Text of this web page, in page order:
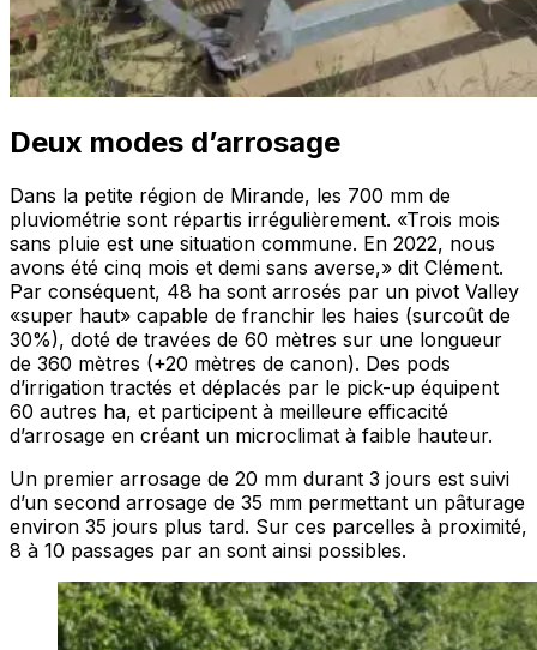
Deux modes d’arrosage
Dans la petite région de Mirande, les 700 mm de
pluviométrie sont répartis irrégulièrement. «Trois mois
sans pluie est une situation commune. En 2022, nous
avons été cinq mois et demi sans averse,» dit Clément.
Par conséquent, 48 ha sont arrosés par un pivot Valley
«super haut» capable de franchir les haies (surcoût de
30%), doté de travées de 60 mètres sur une longueur
de 360 mètres (+20 mètres de canon). Des pods
d’irrigation tractés et déplacés par le pick-up équipent
60 autres ha, et participent à meilleure efficacité
d’arrosage en créant un microclimat à faible hauteur.
Un premier arrosage de 20 mm durant 3 jours est suivi
d’un second arrosage de 35 mm permettant un pâturage
environ 35 jours plus tard. Sur ces parcelles à proximité,
8 à 10 passages par an sont ainsi possibles.